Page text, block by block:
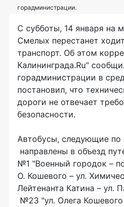
горадминистрации.
С субботы, 14 января на
Смелых перестанет
транспорт. Об этом
Калининграда.Ru"
горадминистрации в
постановил, что
дороги не отвечает
безопасности.
Автобусы, следующие по
направлены в объезд
№1 "Военный городок –
О. Кошевого – ул.
Лейтенанта Катина – ул.
№23 "ул. Олега